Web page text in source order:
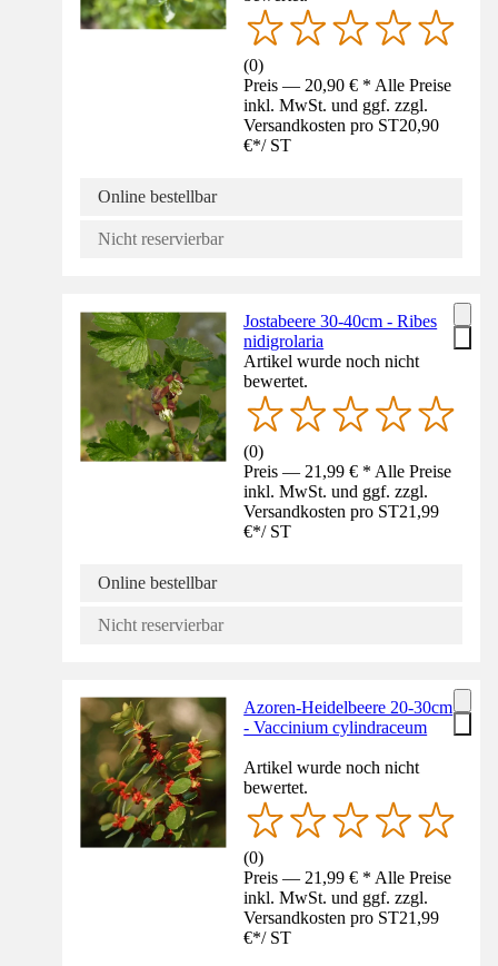
(0)
Preis — 20,90 € * Alle Preise
inkl. MwSt. und ggf. zzgl.
Versandkosten pro ST20,90
€*/ ST
Online bestellbar
Nicht reservierbar
Jostabeere 30-40cm - Ribes
nidigrolaria
Artikel wurde noch nicht
bewertet.
(0)
Preis — 21,99 € * Alle Preise
inkl. MwSt. und ggf. zzgl.
Versandkosten pro ST21,99
€*/ ST
Online bestellbar
Nicht reservierbar
Azoren-Heidelbeere 20-30cm
- Vaccinium cylindraceum
Artikel wurde noch nicht
bewertet.
(0)
Preis — 21,99 € * Alle Preise
inkl. MwSt. und ggf. zzgl.
Versandkosten pro ST21,99
€*/ ST